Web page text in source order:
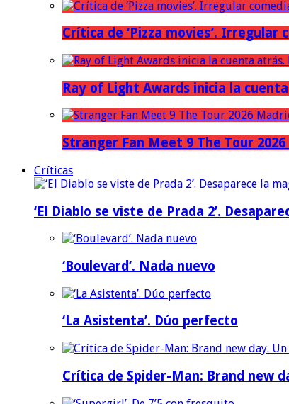
Crítica de ‘Pizza movies’. Irregular
Ray of Light Awards inicia la
Stranger Fan Meet 9 The Tour
Críticas
‘El Diablo se viste de Prada 2’.
‘Boulevard’. Nada nuevo
‘La Asistenta’. Dúo perfecto
Crítica de Spider-Man: Brand new